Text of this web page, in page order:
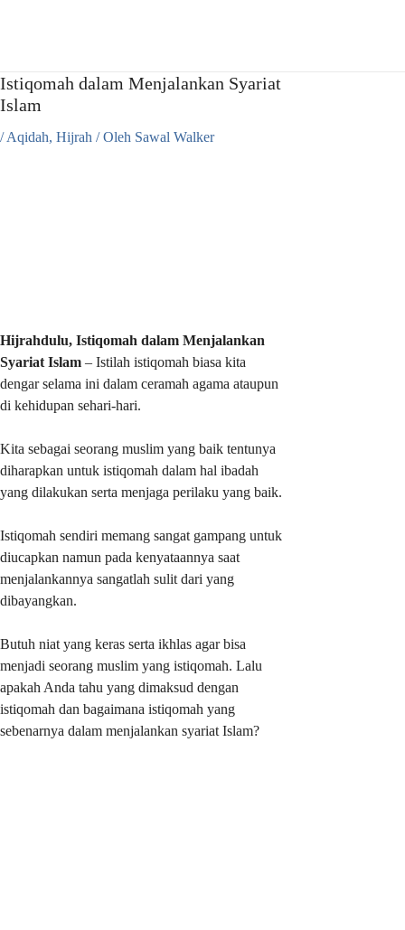
Istiqomah dalam Menjalankan Syariat
Islam
/Aqidah, Hijrah / Oleh Sawal Walker
Hijrahdulu, Istiqomah dalam Menjalankan
Syariat Islam – Istilah istiqomah biasa kita
dengar selama ini dalam ceramah agama ataupun
di kehidupan sehari-hari.
Kita sebagai seorang muslim yang baik tentunya
diharapkan untuk istiqomah dalam hal ibadah
yang dilakukan serta menjaga perilaku yang baik.
Istiqomah sendiri memang sangat gampang untuk
diucapkan namun pada kenyataannya saat
menjalankannya sangatlah sulit dari yang
dibayangkan.
Butuh niat yang keras serta ikhlas agar bisa
menjadi seorang muslim yang istiqomah. Lalu
apakah Anda tahu yang dimaksud dengan
istiqomah dan bagaimana istiqomah yang
sebenarnya dalam menjalankan syariat Islam?